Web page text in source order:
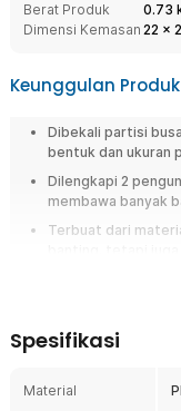
Berat Produk
0.73
Dimensi Kemasan 22 x
Keunggulan Produk
Dibekali partisi
bentuk dan ukuran
Dilengkapi 2
membawa banyak
Terbuat dari
Menawarkan
Overview
untuk berbagai
Spesifikasi
Material